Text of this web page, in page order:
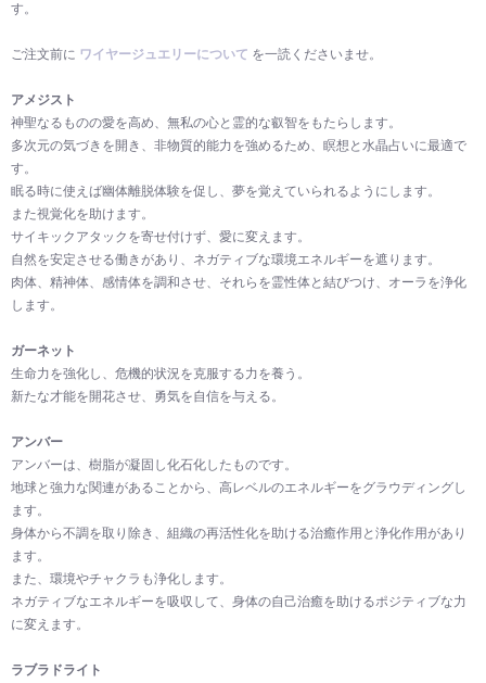
す。
ご注文前に ワイヤージュエリーについて を一読くださいませ。
アメジスト
神聖なるものの愛を高め、無私の心と霊的な叡智をもたらします。
多次元の気づきを開き、非物質的能力を強めるため、瞑想と水晶占いに最適で
す。
眠る時に使えば幽体離脱体験を促し、夢を覚えていられるようにします。
また視覚化を助けます。
サイキックアタックを寄せ付けず、愛に変えます。
自然を安定させる働きがあり、ネガティブな環境エネルギーを遮ります。
肉体、精神体、感情体を調和させ、それらを霊性体と結びつけ、オーラを浄化
します。
ガーネット
生命力を強化し、危機的状況を克服する力を養う。
新たな才能を開花させ、勇気を自信を与える。
アンバー
アンバーは、樹脂が凝固し化石化したものです。
地球と強力な関連があることから、高レベルのエネルギーをグラウディングし
ます。
身体から不調を取り除き、組織の再活性化を助ける治癒作用と浄化作用があり
ます。
また、環境やチャクラも浄化します。
ネガティブなエネルギーを吸収して、身体の自己治癒を助けるポジティブな力
に変えます。
ラブラドライト